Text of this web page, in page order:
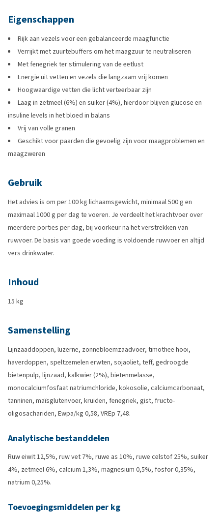
Eigenschappen
Rijk aan vezels voor een gebalanceerde maagfunctie
Verrijkt met zuurtebuffers om het maagzuur te neutraliseren
Met fenegriek ter stimulering van de eetlust
Energie uit vetten en vezels die langzaam vrij komen
Hoogwaardige vetten die licht verteerbaar zijn
Laag in zetmeel (6%) en suiker (4%), hierdoor blijven glucose en
insuline levels in het bloed in balans
Vrij van volle granen
Geschikt voor paarden die gevoelig zijn voor maagproblemen en
maagzweren
Gebruik
Het advies is om per 100 kg lichaamsgewicht, minimaal 500 g en
maximaal 1000 g per dag te voeren. Je verdeelt het krachtvoer over
meerdere porties per dag, bij voorkeur na het verstrekken van
ruwvoer. De basis van goede voeding is voldoende ruwvoer en altijd
vers drinkwater.
Inhoud
15 kg
Samenstelling
Lijnzaaddoppen, luzerne, zonnebloemzaadvoer, timothee hooi,
haverdoppen, speltzemelen erwten, sojaoliet, teff, gedroogde
bietenpulp, lijnzaad, kalkwier (2%), bietenmelasse,
monocalciumfosfaat natriumchloride, kokosolie, calciumcarbonaat,
tanninen, maïsglutenvoer, kruiden, fenegriek, gist, fructo-
oligosachariden, Ewpa/kg 0,58, VREp 7,48.
Analytische bestanddelen
Ruw eiwit 12,5%, ruw vet 7%, ruwe as 10%, ruwe celstof 25%, suiker
4%, zetmeel 6%, calcium 1,3%, magnesium 0,5%, fosfor 0,35%,
natrium 0,25%.
Toevoegingsmiddelen per kg